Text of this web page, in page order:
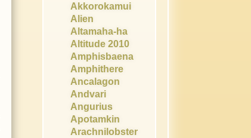
Akkorokamui
Alien
Altamaha-ha
Altitude 2010
Amphisbaena
Amphithere
Ancalagon
Andvari
Angurius
Apotamkin
Arachnilobster